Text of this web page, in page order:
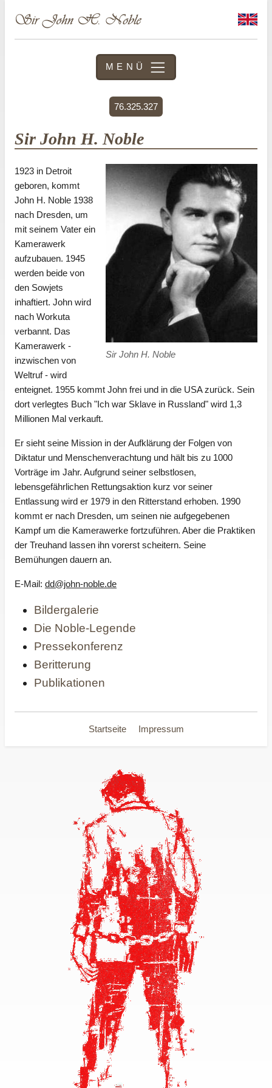
MENÜ
76.325.327
Sir John H. Noble
Sir John H. Noble
1923 in Detroit
geboren, kommt
John H. Noble 1938
nach Dresden, um
mit seinem Vater ein
Kamerawerk
aufzubauen. 1945
werden beide von
den Sowjets
inhaftiert. John wird
nach Workuta
verbannt. Das
Kamerawerk -
inzwischen von
Weltruf - wird
enteignet. 1955 kommt John frei und in die USA zurück. Sein
dort verlegtes Buch "Ich war Sklave in Russland" wird 1,3
Millionen Mal verkauft.
Er sieht seine Mission in der Aufklärung der Folgen von
Diktatur und Menschenverachtung und hält bis zu 1000
Vorträge im Jahr. Aufgrund seiner selbstlosen,
lebensgefährlichen Rettungsaktion kurz vor seiner
Entlassung wird er 1979 in den Ritterstand erhoben. 1990
kommt er nach Dresden, um seinen nie aufgegebenen
Kampf um die Kamerawerke fortzuführen. Aber die Praktiken
der Treuhand lassen ihn vorerst scheitern. Seine
Bemühungen dauern an.
E-Mail: dd@john-noble.de
Bildergalerie
Die Noble-Legende
Pressekonferenz
Beritterung
Publikationen
Startseite Impressum